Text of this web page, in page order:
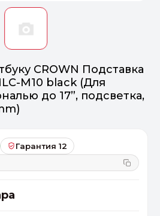
CROWN Подставка
M10 black (Для
до 17”, подсветка,
Гарантия 12